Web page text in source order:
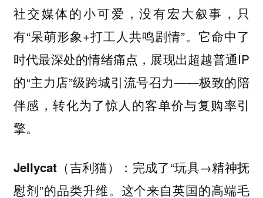
社交媒体的小可爱，没有宏大叙事，只
有“呆萌形象+打工人共鸣剧情”。它命中了
时代最深处的情绪痛点，展现出超越普通IP
的“主力店”级跨城引流号召力——极致的陪
伴感，转化为了惊人的客单价与复购率引
擎。
Jellycat（吉利猫）： 完成了“玩具→精神抚
慰剂”的品类升维。这个来自英国的高端毛